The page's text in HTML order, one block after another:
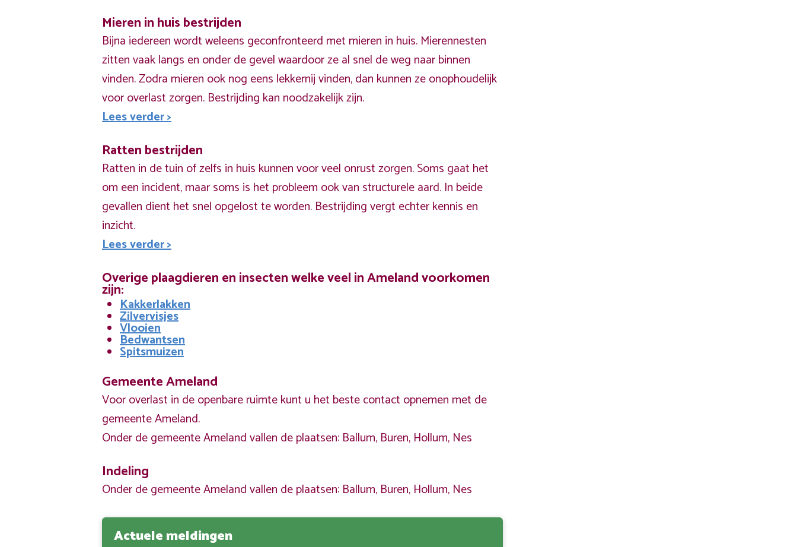
Mieren in huis bestrijden
Bijna iedereen wordt weleens geconfronteerd met mieren in huis. Mierennesten
zitten vaak langs en onder de gevel waardoor ze al snel de weg naar binnen
vinden. Zodra mieren ook nog eens lekkernij vinden, dan kunnen ze onophoudelijk
voor overlast zorgen. Bestrijding kan noodzakelijk zijn.
Lees verder >
Ratten bestrijden
Ratten in de tuin of zelfs in huis kunnen voor veel onrust zorgen. Soms gaat het
om een incident, maar soms is het probleem ook van structurele aard. In beide
gevallen dient het snel opgelost te worden. Bestrijding vergt echter kennis en
inzicht.
Lees verder >
Overige plaagdieren en insecten welke veel in Ameland voorkomen
zijn:
Kakkerlakken
Zilvervisjes
Vlooien
Bedwantsen
Spitsmuizen
Gemeente Ameland
Voor overlast in de openbare ruimte kunt u het beste contact opnemen met de
gemeente Ameland.
Onder de gemeente Ameland vallen de plaatsen: Ballum, Buren, Hollum, Nes
Indeling
Onder de gemeente Ameland vallen de plaatsen: Ballum, Buren, Hollum, Nes
Actuele meldingen